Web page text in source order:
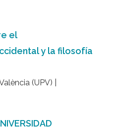
el
y la filosofía
(UPV) |